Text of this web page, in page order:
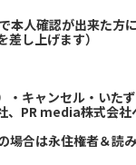
人確認が出来た方
し上げます）
キャンセル・いた
PR media株式会
合は永住権者＆読